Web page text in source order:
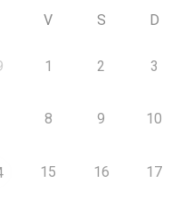
V S D
1 2 3
8 9 10
15 16 17